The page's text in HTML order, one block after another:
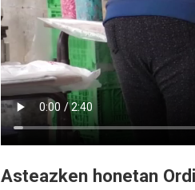
Asteazken honetan